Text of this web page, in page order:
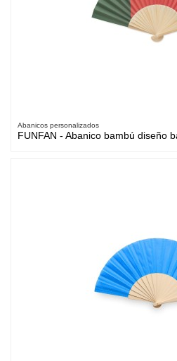
Abanicos personalizados
FUNFAN - Abanico bambú diseño